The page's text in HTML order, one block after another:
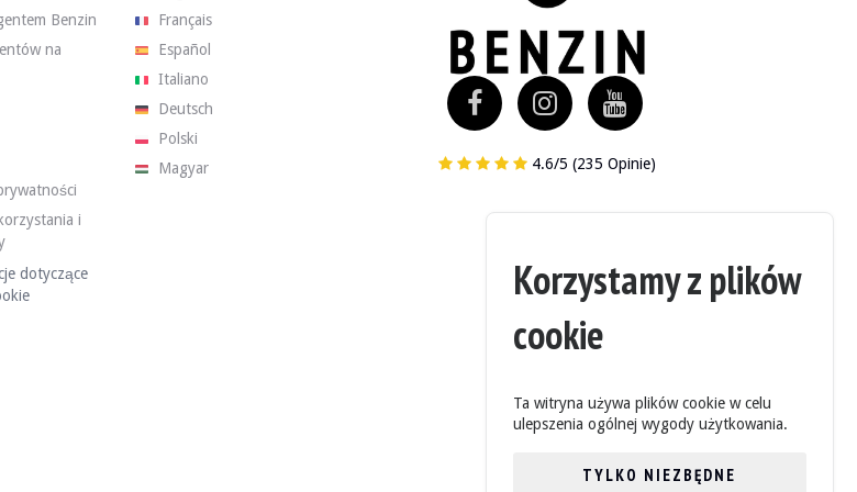
informuje, że pojazd jest w dobrym stanie ogólnym i był ostatnio regularnie serwisowany.
w kolorze szarym ma widoczne uszkodzenia w galerii. Sprzedawca zwraca uwagę na różne rysy na karoserii i
wykazuje ślady zużycia. Deska rozdzielcza jest w dobrym stanie. Sprzedawca zgłasza następujące usterki wewnątrz
Benzin
na
i
dotyczące
Français
Español
Italiano
Deutsch
Polski
Magyar
4.6/5 (235 Opinie)
Korzystamy z plików
cookie
Ta witryna używa plików cookie w celu
ulepszenia ogólnej wygody użytkowania.
TYLKO NIEZBĘDNE